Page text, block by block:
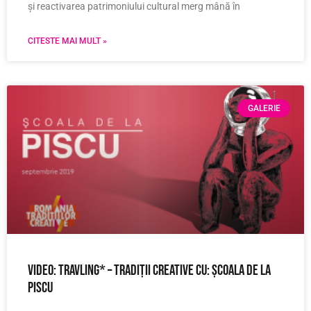
și reactivarea patrimoniului cultural merg mână în
CITESTE MAI MULT »
GALERIE
Video: Travling* – tradiții creative cu: Școala de la
Piscu